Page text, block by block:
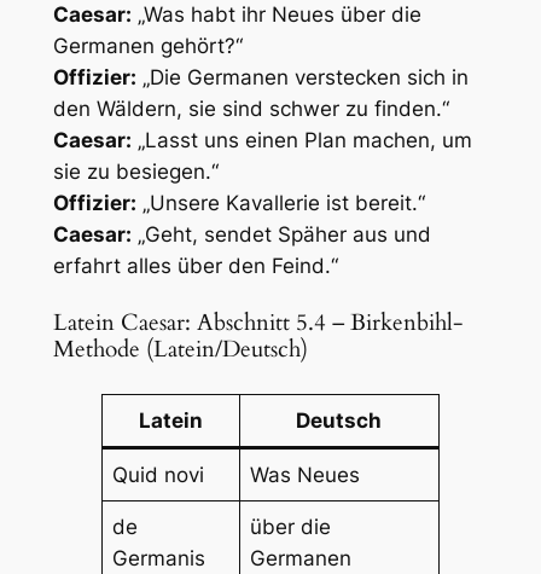
Caesar: „Was habt ihr Neues über die
Germanen gehört?“
Offizier: „Die Germanen verstecken sich in
den Wäldern, sie sind schwer zu finden.“
Caesar: „Lasst uns einen Plan machen, um
sie zu besiegen.“
Offizier: „Unsere Kavallerie ist bereit.“
Caesar: „Geht, sendet Späher aus und
erfahrt alles über den Feind.“
Latein Caesar: Abschnitt 5.4 – Birkenbihl-
Methode (Latein/Deutsch)
Latein Deutsch
Quid novi Was Neues
de
Germanis
über die
Germanen